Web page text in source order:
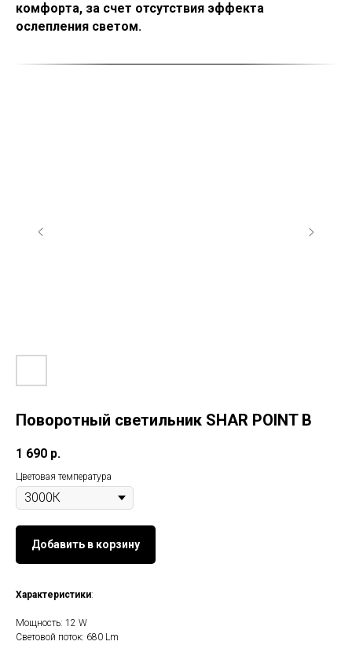
комфорта, за счет отсутствия эффекта
ослепления светом.
Поворотный светильник SHAR POINT B
1 690 р.
Цветовая температура
Добавить в корзину
Характеристики:
Мощность: 12 W
Световой поток: 680 Lm